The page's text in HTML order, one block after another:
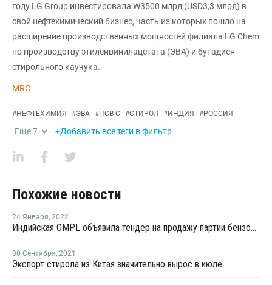
году LG Group инвестировала W3500 млрд (USD3,3 млрд) в
свой нефтехимический бизнес, часть из которых пошло на
расширение производственных мощностей филиала LG Chem
по производству этиленвинилацетата (ЭВА) и бутадиен-
стирольного каучука.
MRC
#НЕФТЕХИМИЯ #ЭВА #ПСВ-С #СТИРОЛ #ИНДИЯ #РОССИЯ
Еще7 +Добавить все теги в фильтр
Похожие новости
24 Января, 2022
Индийская OMPL объявила тендер на продажу партии бензола с отгрузкой в феврале
30 Сентября, 2021
Экспорт стирола из Китая значительно вырос в июле